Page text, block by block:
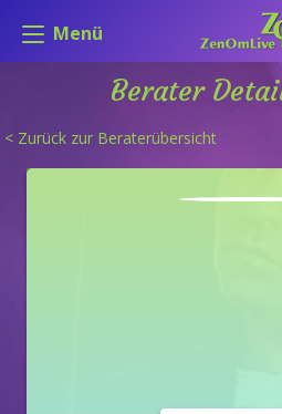
Menü
Berater
< Zurück zur Beraterübersicht